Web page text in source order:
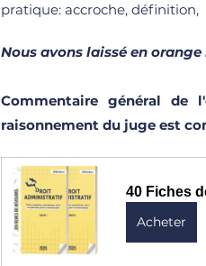
pratique: accroche, définition,
Nous avons laissé en
Commentaire général de
raisonnement du juge est
40 Fiches
Acheter